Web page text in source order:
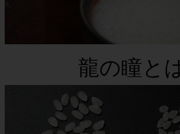
龍の瞳と